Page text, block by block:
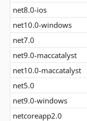
net8.0-ios
net10.0-windows
net7.0
net9.0-maccatalyst
net10.0-maccatalyst
net5.0
net9.0-windows
netcoreapp2.0